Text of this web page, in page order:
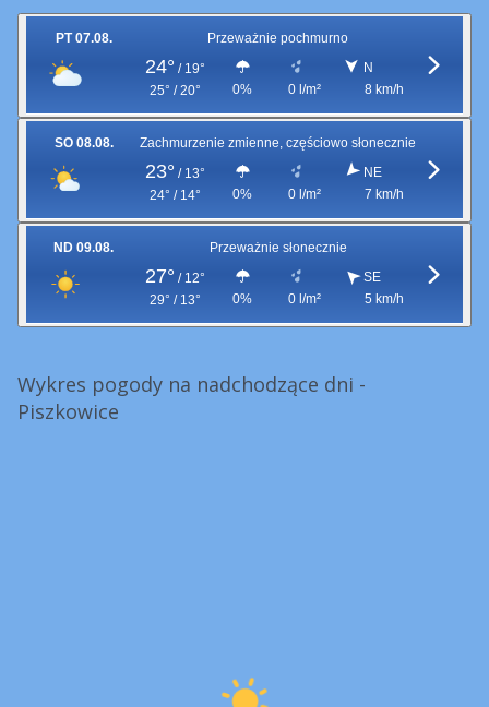
PT 07.08. Przeważnie pochmurno
24° / 19°
25° / 20°
0% 0 l/m²
N
8 km/h
SO 08.08. Zachmurzenie zmienne, częściowo słonecznie
23° / 13°
24° / 14°
0% 0 l/m²
NE
7 km/h
ND 09.08. Przeważnie słonecznie
27° / 12°
29° / 13°
0% 0 l/m²
SE
5 km/h
Wykres pogody na nadchodzące dni -
Piszkowice